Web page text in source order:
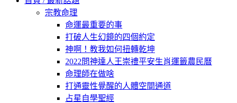
宗教命理
命運最重要的事
打破人生幻鏡的四個約定
神啊！教我如何扭轉乾坤
2022問神達人王崇禮平安生肖運籤農民曆
命理師在做啥
打通靈性覺醒的人體空間通道
占星自學聖經